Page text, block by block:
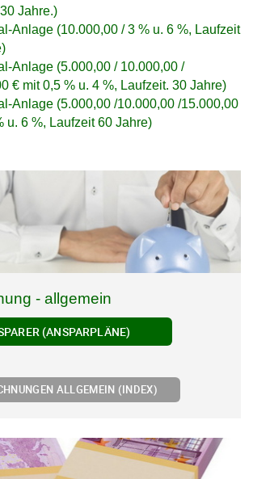
Jahre.)
Anlage (10.000,00 / 3 % u. 6 %, Laufzeit
Anlage (5.000,00 / 10.000,00 /
€ mit 0,5 % u. 4 %, Laufzeit. 30 Jahre)
Anlage (5.000,00 /10.000,00 /15.000,00
u. 6 %, Laufzeit 60 Jahre)
- allgemein
(ANSPARPLÄNE)
ALLGEMEIN (INDEX)